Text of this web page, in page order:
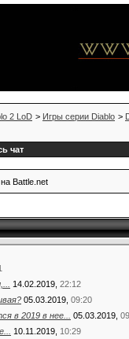
2 LoD > Игры серии Diablo >
чат
Battle.net
14.02.2019, 22:12
05.03.2019, 09:20
в 2019 в нее... 05.03.2019,
10.11.2019, 10:29